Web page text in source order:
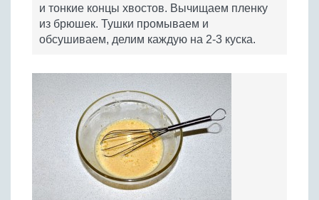
и тонкие концы хвостов. Вычищаем пленку
из брюшек. Тушки промываем и
обсушиваем, делим каждую на 2-3 куска.